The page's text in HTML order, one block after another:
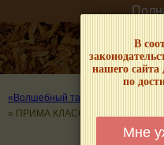
В
нашего сайта
по
Мне
«Волшебный табачок» – о табаке
» ПРИМА КЛАССИЧЕСКАЯ